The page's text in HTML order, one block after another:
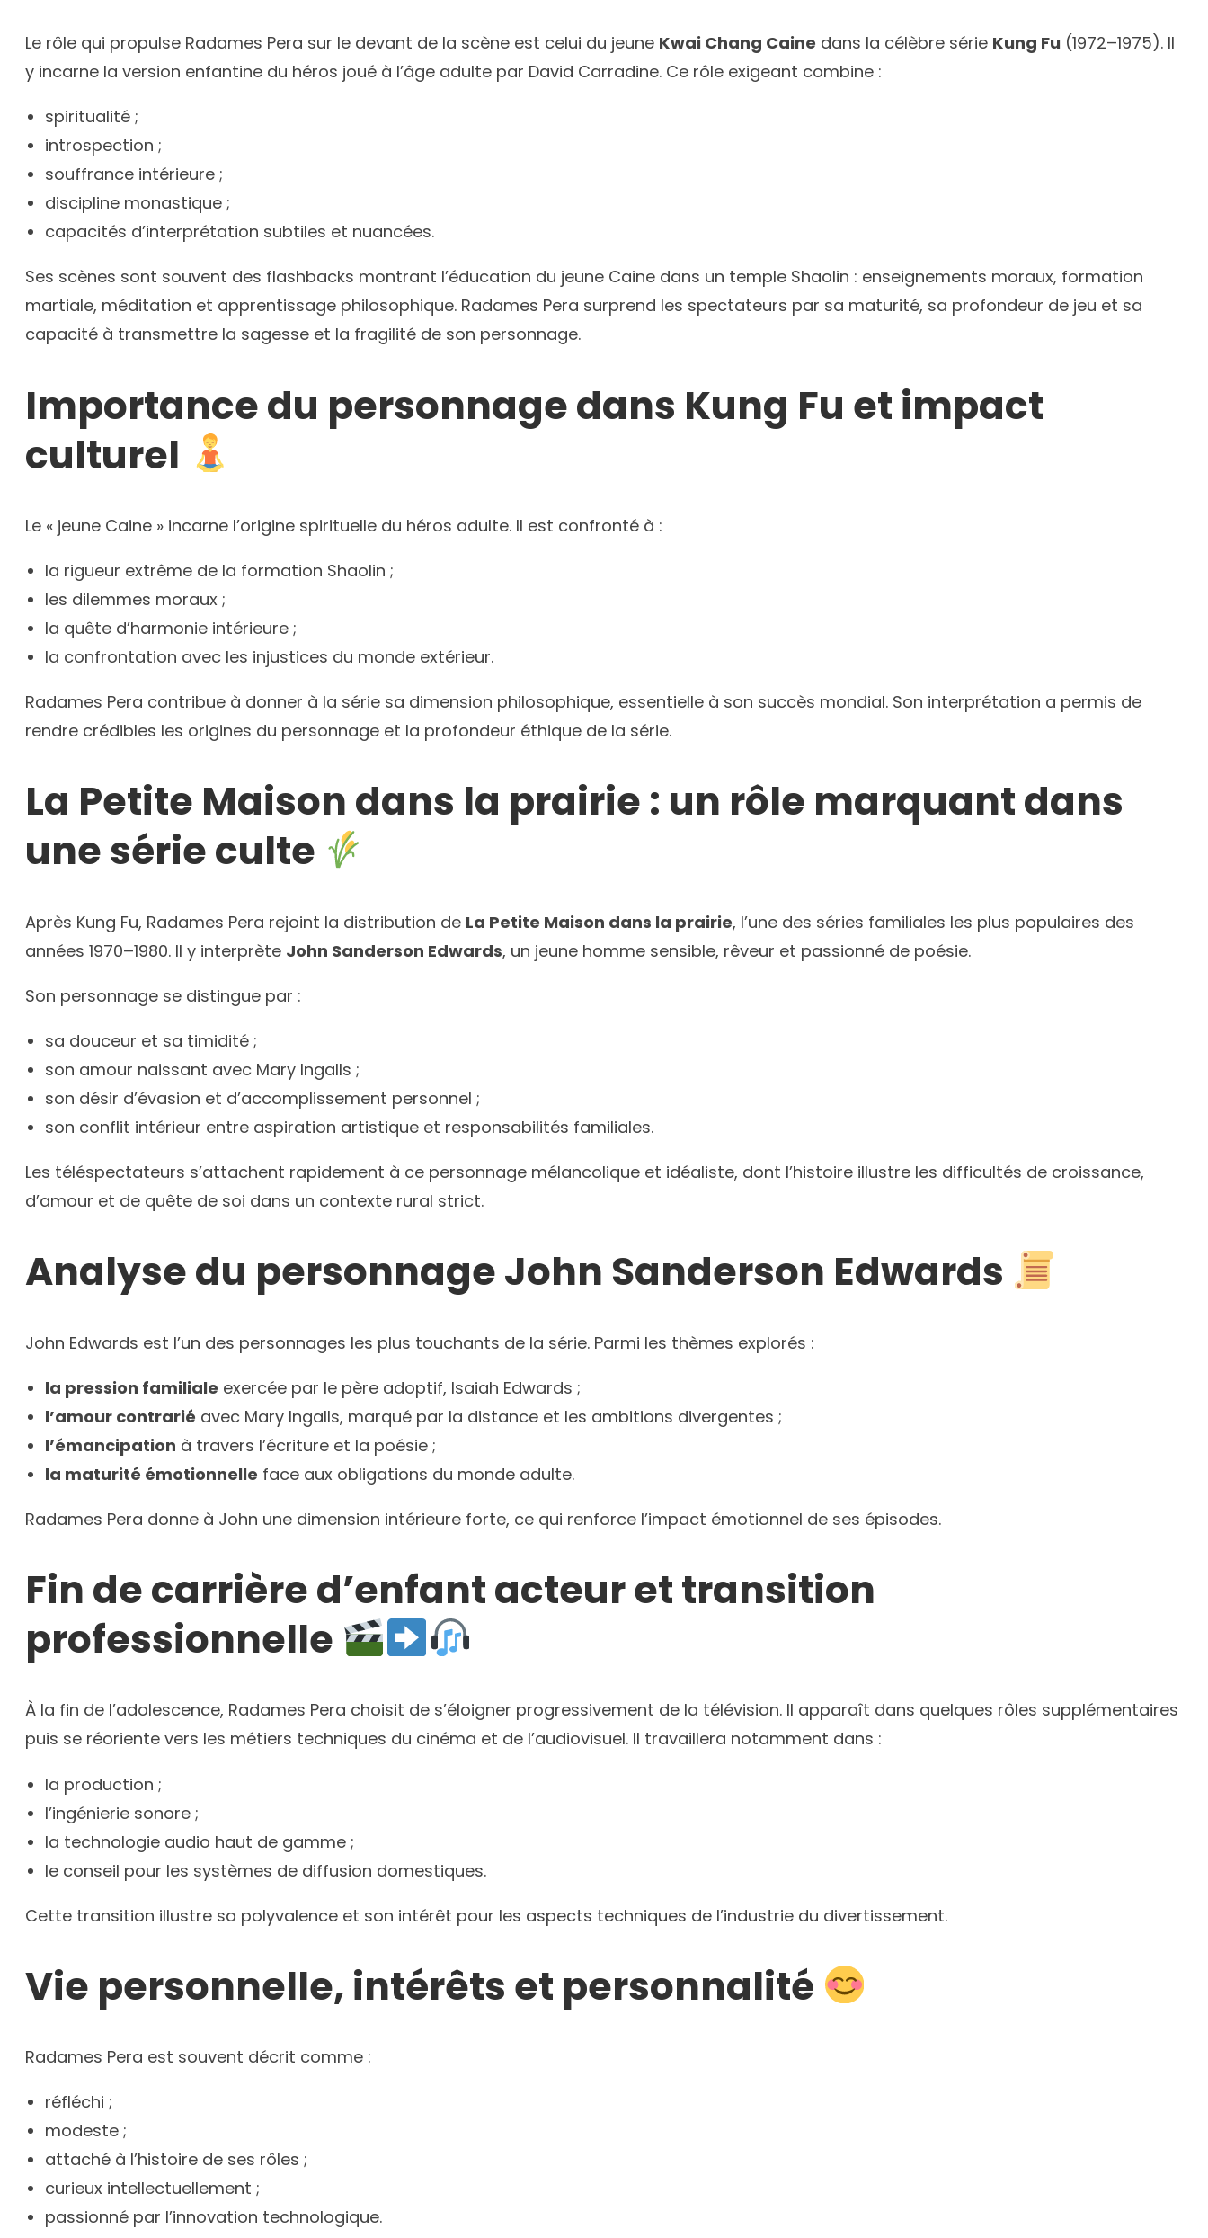
Le rôle qui propulse Radames Pera sur le devant de la scène est celui du jeune Kwai Chang Caine dans la célèbre série Kung Fu (1972–1975). Il
y incarne la version enfantine du héros joué à l’âge adulte par David Carradine. Ce rôle exigeant combine :
spiritualité ;
introspection ;
souffrance intérieure ;
discipline monastique ;
capacités d’interprétation subtiles et nuancées.
Ses scènes sont souvent des flashbacks montrant l’éducation du jeune Caine dans un temple Shaolin : enseignements moraux, formation
martiale, méditation et apprentissage philosophique. Radames Pera surprend les spectateurs par sa maturité, sa profondeur de jeu et sa
capacité à transmettre la sagesse et la fragilité de son personnage.
Importance du personnage dans Kung Fu et impact
culturel
Le « jeune Caine » incarne l’origine spirituelle du héros adulte. Il est confronté à :
la rigueur extrême de la formation Shaolin ;
les dilemmes moraux ;
la quête d’harmonie intérieure ;
la confrontation avec les injustices du monde extérieur.
Radames Pera contribue à donner à la série sa dimension philosophique, essentielle à son succès mondial. Son interprétation a permis de
rendre crédibles les origines du personnage et la profondeur éthique de la série.
La Petite Maison dans la prairie : un rôle marquant dans
une série culte
Après Kung Fu, Radames Pera rejoint la distribution de La Petite Maison dans la prairie, l’une des séries familiales les plus populaires des
années 1970–1980. Il y interprète John Sanderson Edwards, un jeune homme sensible, rêveur et passionné de poésie.
Son personnage se distingue par :
sa douceur et sa timidité ;
son amour naissant avec Mary Ingalls ;
son désir d’évasion et d’accomplissement personnel ;
son conflit intérieur entre aspiration artistique et responsabilités familiales.
Les téléspectateurs s’attachent rapidement à ce personnage mélancolique et idéaliste, dont l’histoire illustre les difficultés de croissance,
d’amour et de quête de soi dans un contexte rural strict.
Analyse du personnage John Sanderson Edwards
John Edwards est l’un des personnages les plus touchants de la série. Parmi les thèmes explorés :
la pression familiale exercée par le père adoptif, Isaiah Edwards ;
l’amour contrarié avec Mary Ingalls, marqué par la distance et les ambitions divergentes ;
l’émancipation à travers l’écriture et la poésie ;
la maturité émotionnelle face aux obligations du monde adulte.
Radames Pera donne à John une dimension intérieure forte, ce qui renforce l’impact émotionnel de ses épisodes.
Fin de carrière d’enfant acteur et transition
professionnelle
À la fin de l’adolescence, Radames Pera choisit de s’éloigner progressivement de la télévision. Il apparaît dans quelques rôles supplémentaires
puis se réoriente vers les métiers techniques du cinéma et de l’audiovisuel. Il travaillera notamment dans :
la production ;
l’ingénierie sonore ;
la technologie audio haut de gamme ;
le conseil pour les systèmes de diffusion domestiques.
Cette transition illustre sa polyvalence et son intérêt pour les aspects techniques de l’industrie du divertissement.
Vie personnelle, intérêts et personnalité
Radames Pera est souvent décrit comme :
réfléchi ;
modeste ;
attaché à l’histoire de ses rôles ;
curieux intellectuellement ;
passionné par l’innovation technologique.